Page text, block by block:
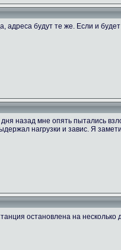
адреса будут те же. Если и
дня назад мне опять пытались
нагрузки и завис. Я
остановлена на несколько